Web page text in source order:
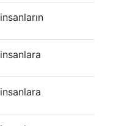
insanların
insanlara
insanlara